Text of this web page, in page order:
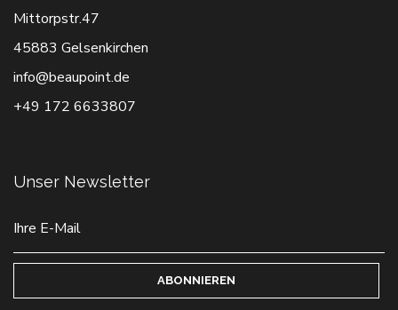
Mittorpstr.47
45883 Gelsenkirchen
info@beaupoint.de
+49 172 6633807
Unser Newsletter
ABONNIEREN